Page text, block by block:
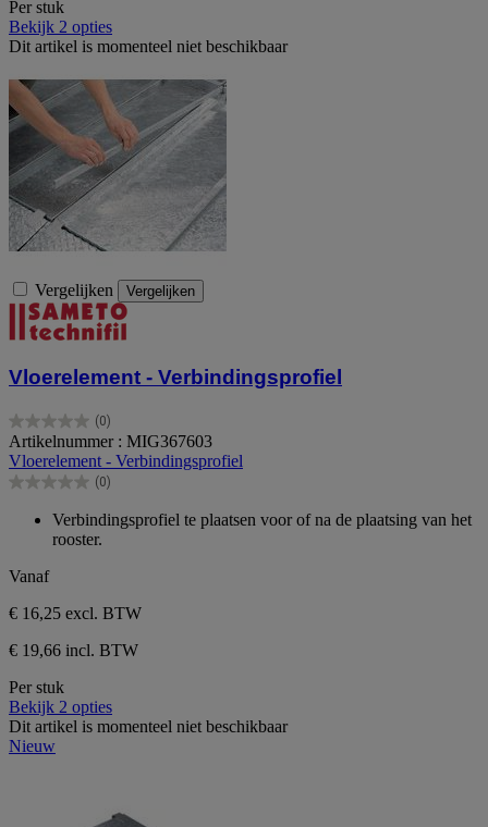
Per stuk
Bekijk 2 opties
Dit artikel is momenteel niet beschikbaar
Vergelijken Vergelijken
Vloerelement - Verbindingsprofiel
(0)
0.0
van
de
5
Artikelnummer : MIG367603
Vloerelement - Verbindingsprofiel
(0)
0.0
sterren.
Verbindingsprofiel te plaatsen voor of na de plaatsing van het
rooster.
Vanaf
€ 16,25 excl. BTW
€ 19,66 incl. BTW
Per stuk
Bekijk 2 opties
Dit artikel is momenteel niet beschikbaar
Nieuw